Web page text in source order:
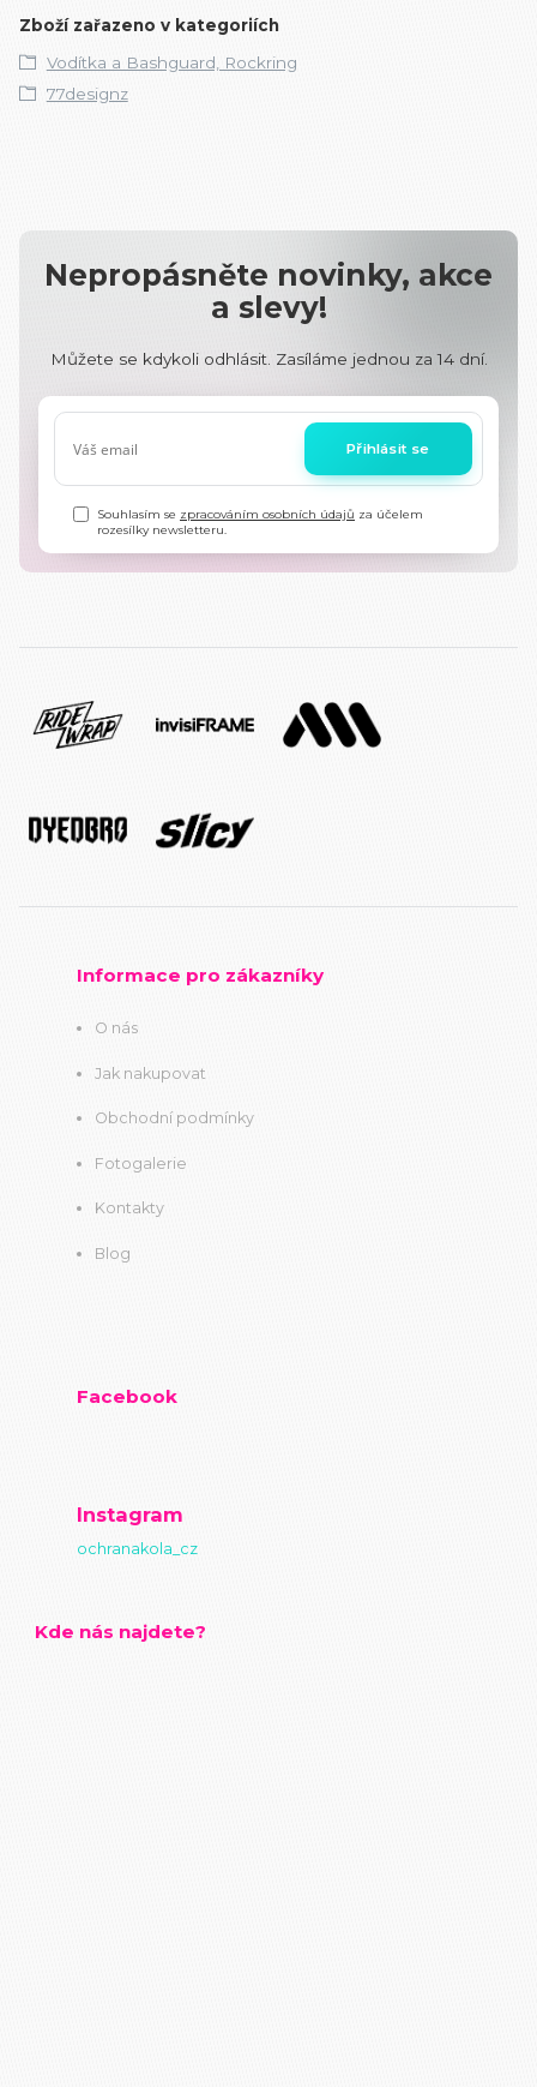
Zboží zařazeno v kategoriích
Vodítka a Bashguard, Rockring
77designz
Nepropásněte novinky, akce
a slevy!
Můžete se kdykoli odhlásit. Zasíláme jednou za 14 dní.
Přihlásit se
Souhlasím se zpracováním osobních údajů za účelem
rozesílky newsletteru.
Informace pro zákazníky
O nás
Jak nakupovat
Obchodní podmínky
Fotogalerie
Kontakty
Blog
Facebook
Instagram
ochranakola_cz
Kde nás najdete?